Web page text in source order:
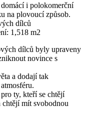
i polokomerční
na plovoucí způsob.
dílců
1,518 m2
dílců byly upraveny
novince s
a dodají tak
ty, kteří se chtějí
mít svobodnou